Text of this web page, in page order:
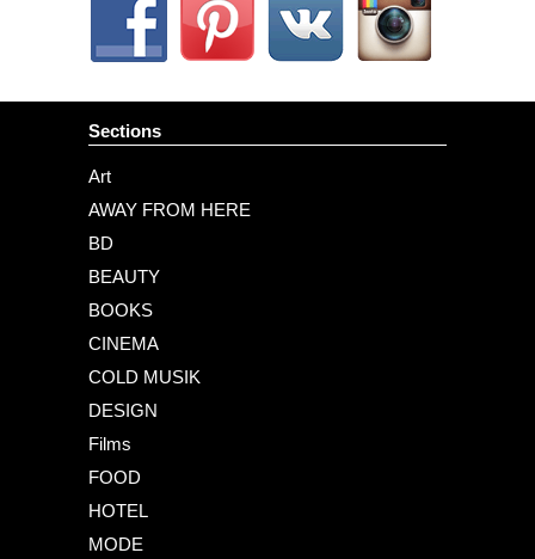
Sections
Art
AWAY FROM HERE
BD
BEAUTY
BOOKS
CINEMA
COLD MUSIK
DESIGN
Films
FOOD
HOTEL
MODE